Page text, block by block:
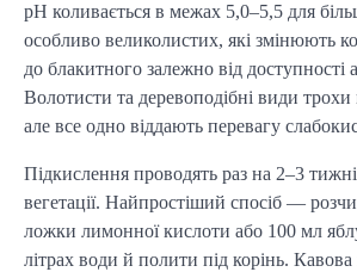
pH коливається в межах 5,0–5,5 для
особливо великолистих, які змінюють
до блакитного залежно від доступності
Волотисти та деревоподібні види
але все одно віддають перевагу
Підкислення проводять раз на 2–3
вегетації. Найпростіший спосіб —
ложки лимонної кислоти або 100 мл
літрах води й полити під корінь.